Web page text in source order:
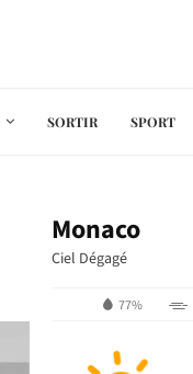
SORTIR SPORT
Monaco
Ciel Dégagé
77%